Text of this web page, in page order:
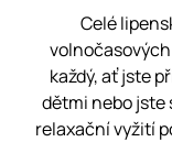
Celé
každý, ať jste
dětmi nebo jste
relaxační vyžití